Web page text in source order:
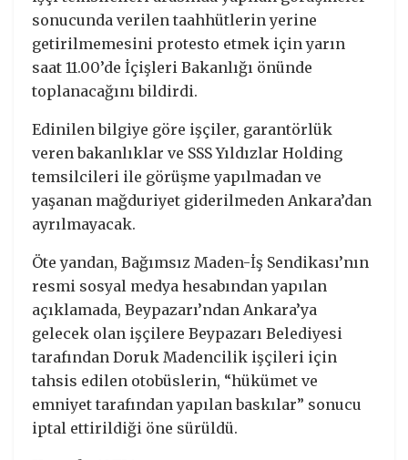
sonucunda verilen taahhütlerin yerine
getirilmemesini protesto etmek için yarın
saat 11.00’de İçişleri Bakanlığı önünde
toplanacağını bildirdi.
Edinilen bilgiye göre işçiler, garantörlük
veren bakanlıklar ve SSS Yıldızlar Holding
temsilcileri ile görüşme yapılmadan ve
yaşanan mağduriyet giderilmeden Ankara’dan
ayrılmayacak.
Öte yandan, Bağımsız Maden-İş Sendikası’nın
resmi sosyal medya hesabından yapılan
açıklamada, Beypazarı’ndan Ankara’ya
gelecek olan işçilere Beypazarı Belediyesi
tarafından Doruk Madencilik işçileri için
tahsis edilen otobüslerin, “hükümet ve
emniyet tarafından yapılan baskılar” sonucu
iptal ettirildiği öne sürüldü.